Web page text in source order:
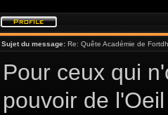
Sujet du message: Re: Quête Académie de
Pour ceux qui
pouvoir de